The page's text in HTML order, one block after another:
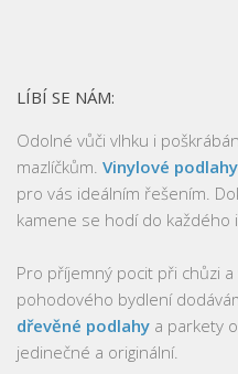
LÍBÍ SE NÁM:
Odolné vůči vlhku i
mazlíčkům. Vinylové podlahy
pro vás ideálním řešením.
kamene se hodí do každého
Pro příjemný pocit při chůzi
pohodového bydlení
dřevěné podlahy a parkety
jedinečné a originální.